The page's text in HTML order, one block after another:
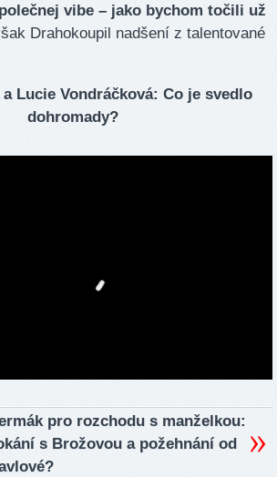
vibe – jako bychom točili už
Drahokoupil nadšení z talentované
a Lucie Vondráčková: Co je svedlo
dohromady?
pro rozchodu s manželkou:
s Brožovou a požehnání od